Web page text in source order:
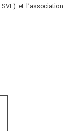
et l’association